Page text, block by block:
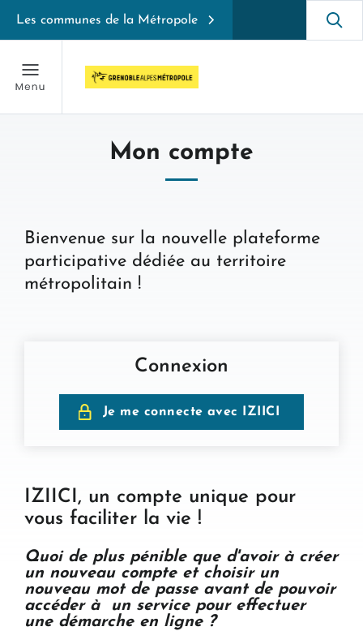
Les communes de la Métropole
Mon compte
Bienvenue sur la nouvelle plateforme
participative dédiée au territoire
métropolitain !
Connexion
Je me connecte avec IZIICI
IZIICI, un compte unique pour
vous faciliter la vie !
Quoi de plus pénible que d'avoir à créer
un nouveau compte et choisir un
nouveau mot de passe avant de pouvoir
accéder à un service pour effectuer
une démarche en ligne ?